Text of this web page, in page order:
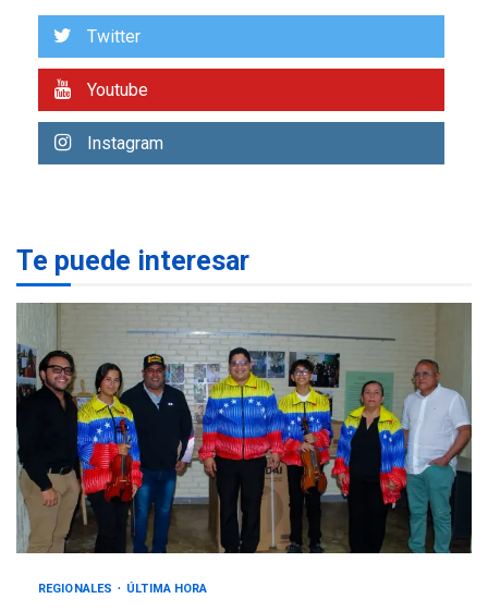
7 la altura de Macho Muerto
1
REGIONALES ÚLTIMA HORA
Núcleo del Sistema de
2
evalúa financiamiento obras
LATINOAMÉRICA Y CARIBE
TITULARES
ÚLTIMA HORA
Atentado con drones
explosivos deja un policía
muerto
REGIONALES ÚLTIMA HORA
Libro de Guadalupe Burelli
eleva sus velas en
Twitter
Youtube
Instagram
Te puede interesar
REGIONALES ÚLTIMA HORA